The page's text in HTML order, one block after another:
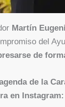
Martín
del
de
de la
en